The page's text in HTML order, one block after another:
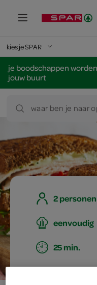
kies je SPAR
je boodschappen
jouw buurt
waar ben je naar
2 personen
eenvoudig
25 min.